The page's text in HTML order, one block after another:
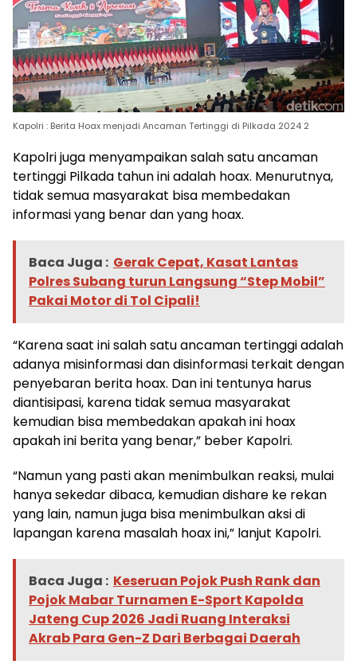
Kapolri : Berita Hoax menjadi Ancaman Tertinggi di Pilkada 2024 2
Kapolri juga menyampaikan salah satu ancaman
tertinggi Pilkada tahun ini adalah hoax. Menurutnya,
tidak semua masyarakat bisa membedakan
informasi yang benar dan yang hoax.
Baca Juga : Gerak Cepat, Kasat Lantas
Polres Subang turun Langsung “Step Mobil”
Pakai Motor di Tol Cipali!
“Karena saat ini salah satu ancaman tertinggi adalah
adanya misinformasi dan disinformasi terkait dengan
penyebaran berita hoax. Dan ini tentunya harus
diantisipasi, karena tidak semua masyarakat
kemudian bisa membedakan apakah ini hoax
apakah ini berita yang benar,” beber Kapolri.
“Namun yang pasti akan menimbulkan reaksi, mulai
hanya sekedar dibaca, kemudian dishare ke rekan
yang lain, namun juga bisa menimbulkan aksi di
lapangan karena masalah hoax ini,” lanjut Kapolri.
Baca Juga : Keseruan Pojok Push Rank dan
Pojok Mabar Turnamen E-Sport Kapolda
Jateng Cup 2026 Jadi Ruang Interaksi
Akrab Para Gen-Z Dari Berbagai Daerah